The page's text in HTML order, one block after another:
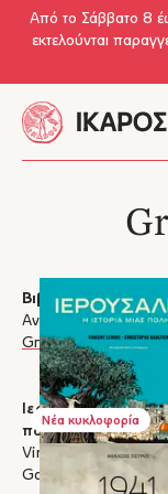
Skip to main content
Από το Σάββατο 8
εκτελούνται
ΒιβλίαΌλα
Ανθρωπιστικές &
Graphic Novel
Νέα κυκλοφορία
Ιερουσαλήμ: η
πόλης
Vincent Lemire,
Gaultier